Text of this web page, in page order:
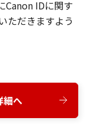
Canon IDに関す
ただきますよう
細へ